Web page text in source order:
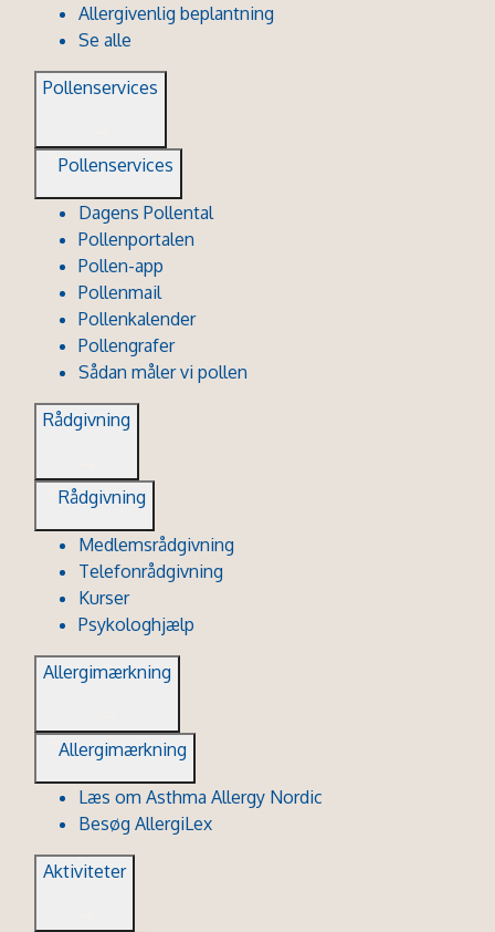
Allergivenlig beplantning
Se alle
Pollenservices
Pollenservices
Dagens Pollental
Pollenportalen
Pollen-app
Pollenmail
Pollenkalender
Pollengrafer
Sådan måler vi pollen
Rådgivning
Rådgivning
Medlemsrådgivning
Telefonrådgivning
Kurser
Psykologhjælp
Allergimærkning
Allergimærkning
Læs om Asthma Allergy Nordic
Besøg AllergiLex
Aktiviteter